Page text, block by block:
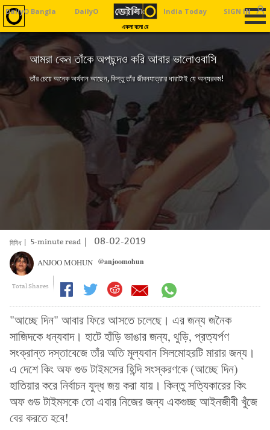
DailyO Bangla DailyO Aaj Tak India Today Business
SIGN IN
একলা বলো রে
আমরা কেন তাঁকে অপছন্দও করি আবার ভালোওবাসি
তাঁর চেয়ে অনেক অর্থবান আছেন, কিন্তু তাঁর জীবনযাত্রার ধারাটাই যে অন্যরকম!
বিবিধ| 5-minute read | 08-02-2019
ANJOO MOHUN @anjoomohun
Total Shares
"আচ্ছে দিন" আবার ফিরে আসতে চলেছে। এর জন্য জনৈক
সাজিদকে ধন্যবাদ। হাটে হাঁড়ি ভাঙার জন্য, থুড়ি, প্রত্যর্পণ
সংক্রান্ত দস্তাবেজে তাঁর অতি মূল্যবান সিলমোহরটি মারার জন্য।
এ দেশে কিং অফ গুড টাইমসের হিন্দি সংস্করণকে (আচ্ছে দিন)
হাতিয়ার করে নির্বাচন যুদ্ধ জয় করা যায়। কিন্তু সত্যিকারের কিং
অফ গুড টাইমসকে তো এবার নিজের জন্য একগুচ্ছ আইনজীবী খুঁজে
বের করতে হবে!